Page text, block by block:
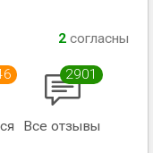
2 согласны
2901
Все отзывы